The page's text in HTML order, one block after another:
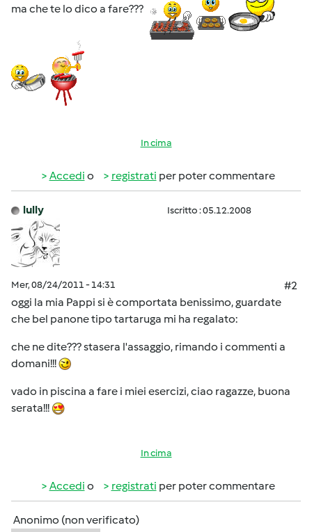
ma che te lo dico a fare???
In cima
Accedi o registrati per poter commentare
lully Iscritto : 05.12.2008
Mer, 08/24/2011 - 14:31
#2
oggi la mia Pappi si è comportata benissimo, guardate
che bel panone tipo tartaruga mi ha regalato:
che ne dite??? stasera l'assaggio, rimando i commenti a
domani!!!
vado in piscina a fare i miei esercizi, ciao ragazze, buona
serata!!!
In cima
Accedi o registrati per poter commentare
Anonimo (non verificato)